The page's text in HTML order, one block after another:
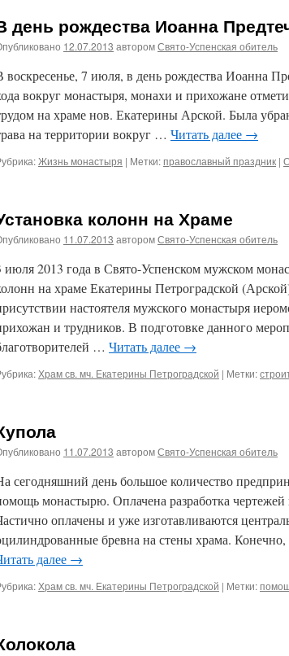
день рождества Иоанна
12.07.2013 авторомСвято-Успенская обитель
воскресенье, 7 июля, в день рождества Иоанна
вокруг монастыря, монахи и прихожане
на храме нов. Екатерины Арской. Была
на территории вокруг … Читать далее →
Жизнь монастыря | Метки:православный праздник |
колонн на Храме
11.07.2013 авторомСвято-Успенская обитель
июля 2013 года в Свято-Успенском мужском
на храме Екатерины Петроградской
настоятеля мужского монастыря
и трудников. В подготовке данного
… Читать далее →
Храм св. мч. Екатерины Петроградской | Метки:
11.07.2013 авторомСвято-Успенская обитель
сегодняшний день большое количество
монастырю. Оплачена разработка
оплачены и уже изготавливаются
бревна на стены храма.
далее →
Храм св. мч. Екатерины Петроградской | Метки: